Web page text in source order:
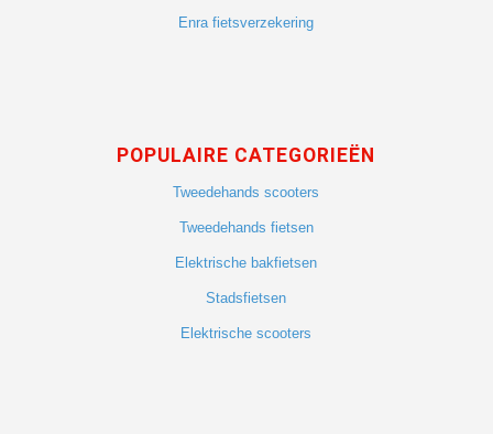
Enra fietsverzekering
POPULAIRE CATEGORIEËN
Tweedehands scooters
Tweedehands fietsen
Elektrische bakfietsen
Stadsfietsen
Elektrische scooters